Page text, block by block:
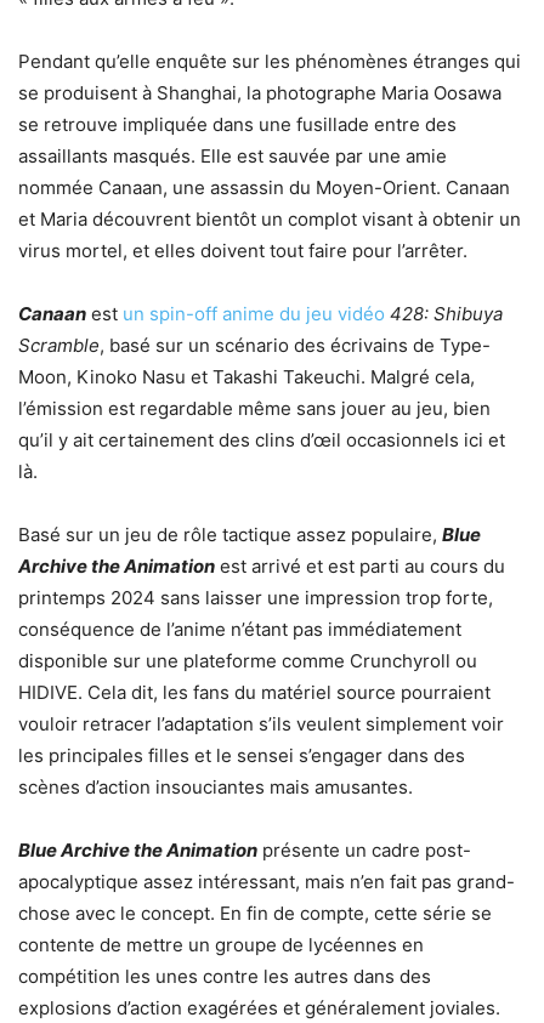
Pendant qu’elle enquête sur les phénomènes étranges qui
se produisent à Shanghai, la photographe Maria Oosawa
se retrouve impliquée dans une fusillade entre des
assaillants masqués. Elle est sauvée par une amie
nommée Canaan, une assassin du Moyen-Orient. Canaan
et Maria découvrent bientôt un complot visant à obtenir un
virus mortel, et elles doivent tout faire pour l’arrêter.
Canaan est un spin-off anime du jeu vidéo 428: Shibuya
Scramble, basé sur un scénario des écrivains de Type-
Moon, Kinoko Nasu et Takashi Takeuchi. Malgré cela,
l’émission est regardable même sans jouer au jeu, bien
qu’il y ait certainement des clins d’œil occasionnels ici et
là.
Basé sur un jeu de rôle tactique assez populaire, Blue
Archive the Animation est arrivé et est parti au cours du
printemps 2024 sans laisser une impression trop forte,
conséquence de l’anime n’étant pas immédiatement
disponible sur une plateforme comme Crunchyroll ou
HIDIVE. Cela dit, les fans du matériel source pourraient
vouloir retracer l’adaptation s’ils veulent simplement voir
les principales filles et le sensei s’engager dans des
scènes d’action insouciantes mais amusantes.
Blue Archive the Animation présente un cadre post-
apocalyptique assez intéressant, mais n’en fait pas grand-
chose avec le concept. En fin de compte, cette série se
contente de mettre un groupe de lycéennes en
compétition les unes contre les autres dans des
explosions d’action exagérées et généralement joviales.